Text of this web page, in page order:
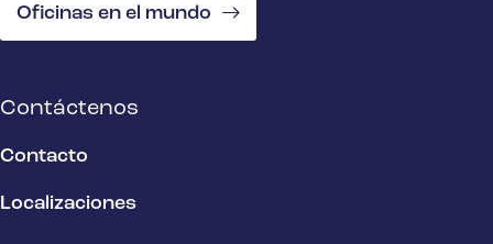
Oficinas en el mundo
Contáctenos
Contacto
Localizaciones